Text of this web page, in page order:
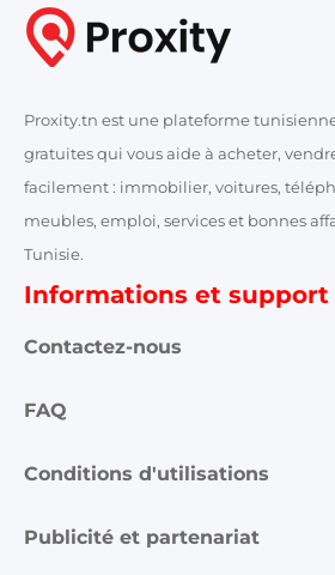
Proxity.tn est une plateforme
gratuites qui vous aide à acheter,
facilement : immobilier, voitures,
meubles, emploi, services et bonnes
Tunisie.
Informations et support
Contactez-nous
FAQ
Conditions d'utilisations
Publicité et partenariat